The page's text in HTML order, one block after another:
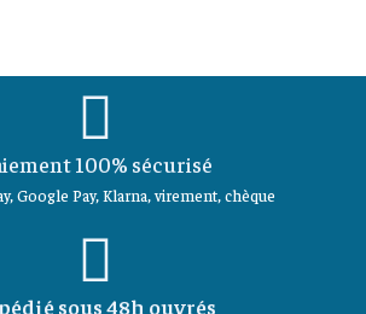
100% sécurisé
Google Pay, Klarna, virement, chèque
sous 48h ouvrés